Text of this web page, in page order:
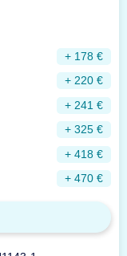
+ 178 €
+ 220 €
+ 241 €
+ 325 €
+ 418 €
+ 470 €